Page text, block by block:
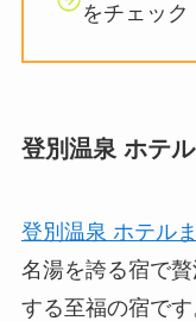
をチェック
登別温泉 ホテ
登別温泉 ホテル
名湯を誇る宿で
する至福の宿です